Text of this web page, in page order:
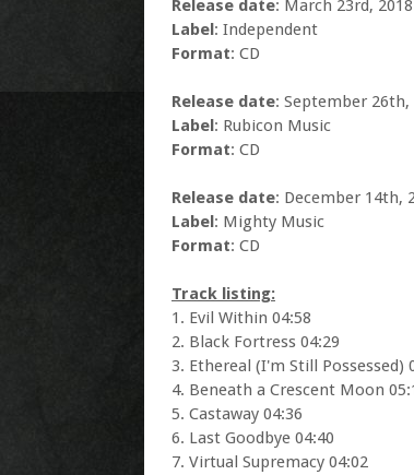
Release date: March 23rd, 2018
Label: Independent
Format: CD
Release date: September 26th,
Label: Rubicon Music
Format: CD
Release date: December 14th,
Label: Mighty Music
Format: CD
Track listing:
1. Evil Within 04:58
2. Black Fortress 04:29
3. Ethereal (I'm Still Possessed)
4. Beneath a Crescent Moon
5. Castaway 04:36
6. Last Goodbye 04:40
7. Virtual Supremacy 04:02